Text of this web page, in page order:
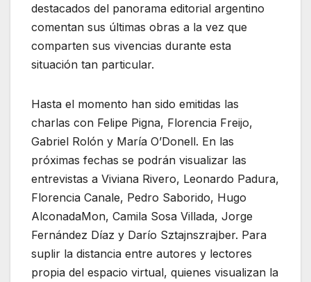
destacados del panorama editorial argentino
comentan sus últimas obras a la vez que
comparten sus vivencias durante esta
situación tan particular.
Hasta el momento han sido emitidas las
charlas con Felipe Pigna, Florencia Freijo,
Gabriel Rolón y María O’Donell. En las
próximas fechas se podrán visualizar las
entrevistas a Viviana Rivero, Leonardo Padura,
Florencia Canale, Pedro Saborido, Hugo
AlconadaMon, Camila Sosa Villada, Jorge
Fernández Díaz y Darío Sztajnszrajber. Para
suplir la distancia entre autores y lectores
propia del espacio virtual, quienes visualizan la